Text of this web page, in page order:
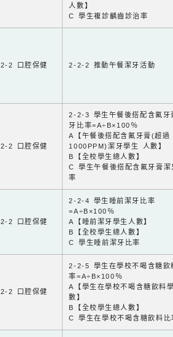
人數】
C 學生複診齲齒診治率
2-2 口腔保健 2-2-2 推動午餐潔牙活動
2-2 口腔保健
2-2-3 學生午餐後搭配含氟牙
牙比率=A÷B×100％
A【午餐後搭配含氟牙膏(超過
1000PPM)潔牙學生 人數】
B【全校學生總人數】
C 學生午餐後搭配含氟牙膏潔
率
2-2 口腔保健
2-2-4 學生睡前潔牙比率
=A÷B×100％
A【睡前潔牙學生人數】
B【全校學生總人數】
C 學生睡前潔牙比率
2-2 口腔保健
2-2-5 學生在學校不喝含糖飲
率=A÷B×100％
A【學生在學校不喝含糖飲料
數】
B【全校學生總人數】
C 學生在學校不喝含糖飲料比